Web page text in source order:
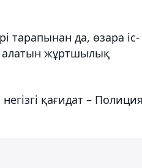
тарапынан да, өзара іс-
алатын жұртшылық
қағидат –